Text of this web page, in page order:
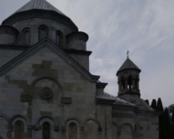
(postaki)…” “Вино. Крим
вино і його вдосталь: воно все